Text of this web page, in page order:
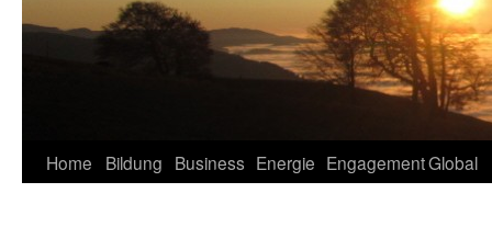
Home Bildung Business Energie EngagementGlobal